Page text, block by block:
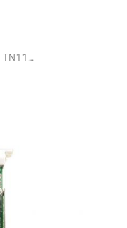
Placa De Interface Do Sistema HUAWEI TN11AUX 03030LMF OSN6800